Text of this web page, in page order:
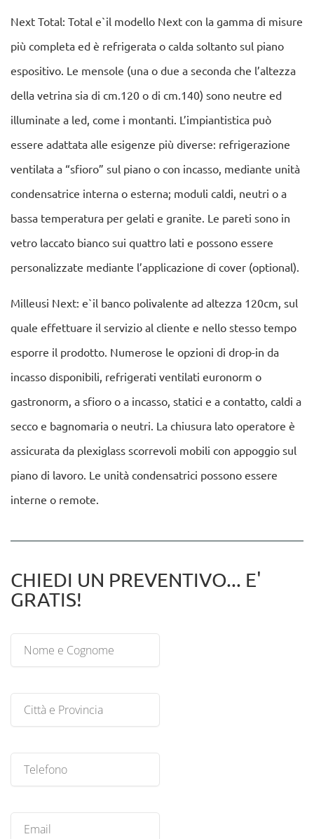
Next Total: Total e`il modello Next con la gamma di misure
più completa ed è refrigerata o calda soltanto sul piano
espositivo. Le mensole (una o due a seconda che l’altezza
della vetrina sia di cm.120 o di cm.140) sono neutre ed
illuminate a led, come i montanti. L’impiantistica può
essere adattata alle esigenze più diverse: refrigerazione
ventilata a “sfioro” sul piano o con incasso, mediante unità
condensatrice interna o esterna; moduli caldi, neutri o a
bassa temperatura per gelati e granite. Le pareti sono in
vetro laccato bianco sui quattro lati e possono essere
personalizzate mediante l’applicazione di cover (optional).
Milleusi Next: e`il banco polivalente ad altezza 120cm, sul
quale effettuare il servizio al cliente e nello stesso tempo
esporre il prodotto. Numerose le opzioni di drop-in da
incasso disponibili, refrigerati ventilati euronorm o
gastronorm, a sfioro o a incasso, statici e a contatto, caldi a
secco e bagnomaria o neutri. La chiusura lato operatore è
assicurata da plexiglass scorrevoli mobili con appoggio sul
piano di lavoro. Le unità condensatrici possono essere
interne o remote.
CHIEDI UN PREVENTIVO... E'
GRATIS!